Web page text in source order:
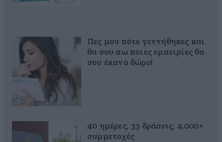
Πες μου πότε γεννήθηκες και
θα σου πω ποιες εμπειρίες θα
σου έκανα δώρο!
40 ημέρες, 33 δράσεις, 4.000+
συμμετοχές